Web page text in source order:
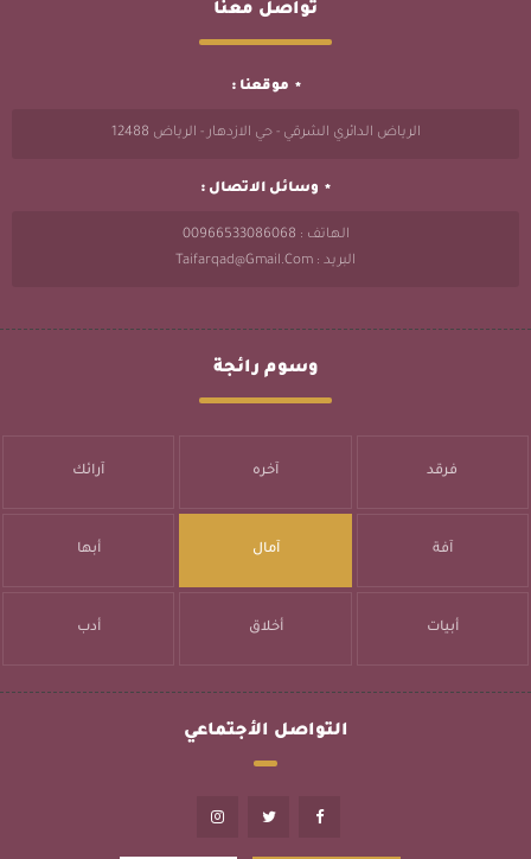
تواصل معنا
موقعنا :
الرياض الدائري الشرقي - حي الازدهار - الرياض 12488
وسائل الاتصال :
الهاتف : 00966533086068
البريد : Taifarqad@gmail.com
وسوم رائجة
فرقد آخره آرائك
آفة آمال أبها
أبيات أخلاق أدب
التواصل الأجتماعي